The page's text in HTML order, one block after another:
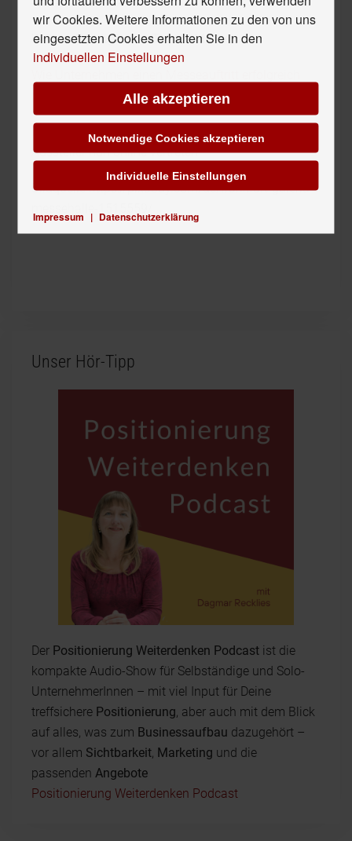
Weitere Beiträge zum Thema Messen
planen und umsetzen
Nach der Messe ist vor Productpilot - Frankfurts
Aussteller nun online vertreten
Bildquelle https://pixabay.com/de/frankfurt-galeria-
Unser Hör-Tipp
Der Positionierung Weiterdenken Podcast ist die
kompakte Audio-Show für Selbständige und Solo-
UnternehmerInnen – mit viel Input für Deine
treffsichere Positionierung, aber auch mit dem Blick
auf alles, was zum Businessaufbau dazugehört –
vor allem Sichtbarkeit, Marketing und die
passenden Angebote
Positionierung Weiterdenken Podcast
wir Cookies. Weitere Informationen zu den von uns
eingesetzten Cookies erhalten Sie in den
individuellen Einstellungen
Alle akzeptieren
Notwendige Cookies akzeptieren
Impressum | Datenschutzerklärung
Individuelle Einstellungen